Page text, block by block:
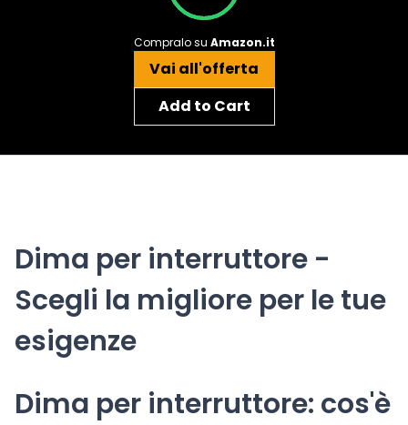
Compralo su Amazon.it
Vai all'offerta
Add to Cart
Dima per interruttore -
Scegli la migliore per le tue
esigenze
Dima per interruttore: cos'è